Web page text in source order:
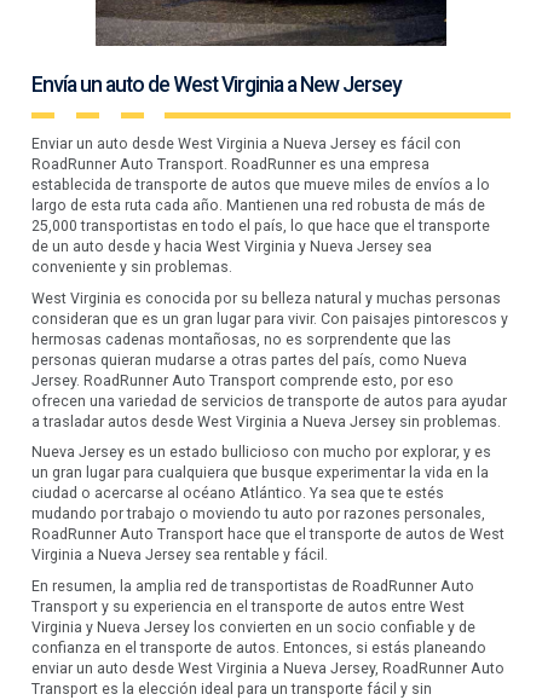
Envía un auto de West Virginia a New Jersey
Enviar un auto desde West Virginia a Nueva Jersey es fácil con
RoadRunner Auto Transport. RoadRunner es una empresa
establecida de transporte de autos que mueve miles de envíos a lo
largo de esta ruta cada año. Mantienen una red robusta de más de
25,000 transportistas en todo el país, lo que hace que el transporte
de un auto desde y hacia West Virginia y Nueva Jersey sea
conveniente y sin problemas.
West Virginia es conocida por su belleza natural y muchas personas
consideran que es un gran lugar para vivir. Con paisajes pintorescos y
hermosas cadenas montañosas, no es sorprendente que las
personas quieran mudarse a otras partes del país, como Nueva
Jersey. RoadRunner Auto Transport comprende esto, por eso
ofrecen una variedad de servicios de transporte de autos para ayudar
a trasladar autos desde West Virginia a Nueva Jersey sin problemas.
Nueva Jersey es un estado bullicioso con mucho por explorar, y es
un gran lugar para cualquiera que busque experimentar la vida en la
ciudad o acercarse al océano Atlántico. Ya sea que te estés
mudando por trabajo o moviendo tu auto por razones personales,
RoadRunner Auto Transport hace que el transporte de autos de West
Virginia a Nueva Jersey sea rentable y fácil.
En resumen, la amplia red de transportistas de RoadRunner Auto
Transport y su experiencia en el transporte de autos entre West
Virginia y Nueva Jersey los convierten en un socio confiable y de
confianza en el transporte de autos. Entonces, si estás planeando
enviar un auto desde West Virginia a Nueva Jersey, RoadRunner Auto
Transport es la elección ideal para un transporte fácil y sin